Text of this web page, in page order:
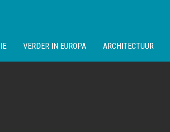
VERDER IN EUROPA ARCHITECTUUR